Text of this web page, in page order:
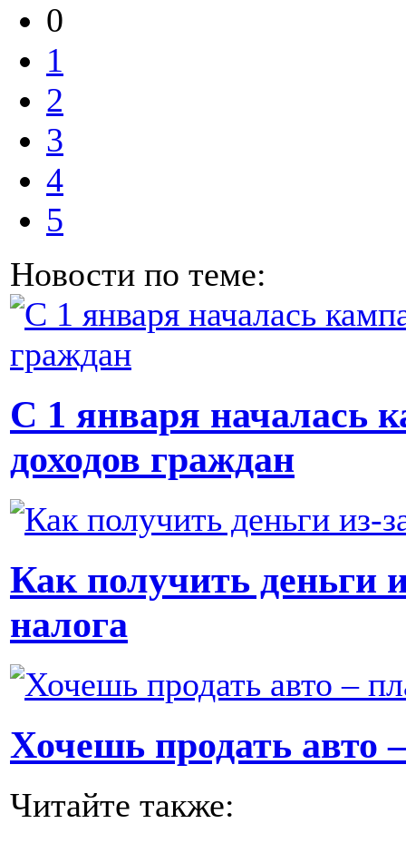
0
1
2
3
4
5
Новости по теме:
С 1 января началась
доходов граждан
Как получить деньги
налога
Хочешь продать авто
Читайте также: